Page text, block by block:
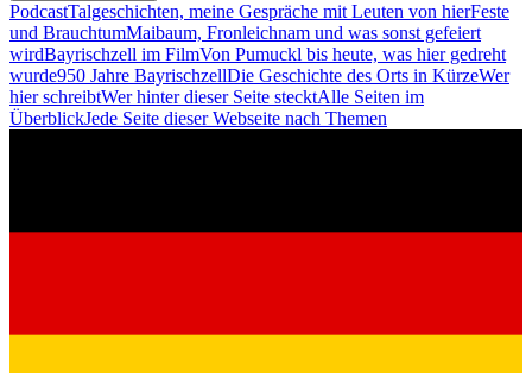
PodcastTalgeschichten, meine Gespräche mit Leuten von hierFeste
und BrauchtumMaibaum, Fronleichnam und was sonst gefeiert
wirdBayrischzell im FilmVon Pumuckl bis heute, was hier gedreht
wurde950 Jahre BayrischzellDie Geschichte des Orts in KürzeWer
hier schreibtWer hinter dieser Seite stecktAlle Seiten im
ÜberblickJede Seite dieser Webseite nach Themen